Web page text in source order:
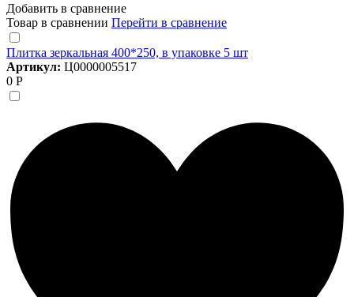
Добавить в сравнение
Товар в сравнении Перейти в сравнение
Плитка зеркальная 400*250, в упаковке 5 шт
Артикул: Ц0000005517
0 Р